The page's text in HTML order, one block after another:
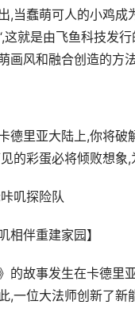
,当蠢萌可人的小鸡成
这就是由飞鱼科技发
画风和融合创造的方
德里亚大陆上,你将破
的彩蛋必将倾败想象
叽探险队
相伴重建家园】
的故事发生在卡德
,一位大法师创新了新